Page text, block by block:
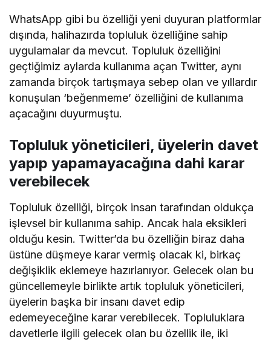
WhatsApp gibi bu özelliği yeni duyuran platformlar
dışında, halihazırda topluluk özelliğine sahip
uygulamalar da mevcut. Topluluk özelliğini
geçtiğimiz aylarda kullanıma açan Twitter, aynı
zamanda birçok tartışmaya sebep olan ve yıllardır
konuşulan ‘beğenmeme’ özelliğini de kullanıma
açacağını duyurmuştu.
Topluluk yöneticileri, üyelerin davet
yapıp yapamayacağına dahi karar
verebilecek
Topluluk özelliği, birçok insan tarafından oldukça
işlevsel bir kullanıma sahip. Ancak hala eksikleri
olduğu kesin. Twitter’da bu özelliğin biraz daha
üstüne düşmeye karar vermiş olacak ki, birkaç
değişiklik eklemeye hazırlanıyor. Gelecek olan bu
güncellemeyle birlikte artık topluluk yöneticileri,
üyelerin başka bir insanı davet edip
edemeyeceğine karar verebilecek. Topluluklara
davetlerle ilgili gelecek olan bu özellik ile, iki